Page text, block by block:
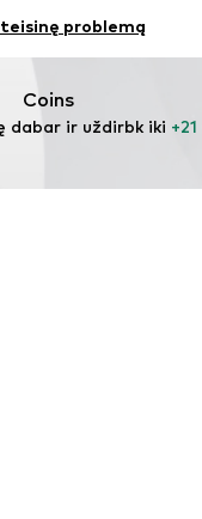
problemą
Coins
dabar ir uždirbk iki +21